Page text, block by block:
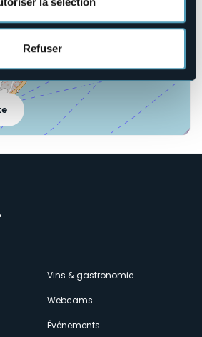
Refuser
Vins & gastronomie
Webcams
Événements